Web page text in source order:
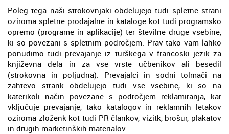
Poleg tega naši strokovnjaki obdelujejo tudi spletne strani
oziroma spletne prodajalne in kataloge kot tudi programsko
opremo (programe in aplikacije) ter številne druge vsebine,
ki so povezani s spletnim področjem. Prav tako vam lahko
ponudimo tudi prevajanje iz turškega v francoski jezik za
književna dela in za vse vrste učbenikov ali besedil
(strokovna in poljudna). Prevajalci in sodni tolmači na
zahtevo strank obdelujejo tudi vse vsebine, ki so na
katerikoli način povezane s področjem reklamiranja, kar
vključuje prevajanje, tako katalogov in reklamnih letakov
oziroma zloženk kot tudi PR člankov, vizitk, brošur, plakatov
in drugih marketinških materialov.